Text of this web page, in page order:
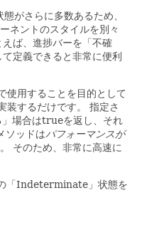
がさらに多数あるため、
ネントのスタイルを別々
えば、進捗バーを「不確
定義できると非常に便利
使用することを目的として
するだけです。
指定さ
場合はtrueを返し、それ
ソッドはパフォーマンスが
そのため、非常に高速に
「Indeterminate」状態を